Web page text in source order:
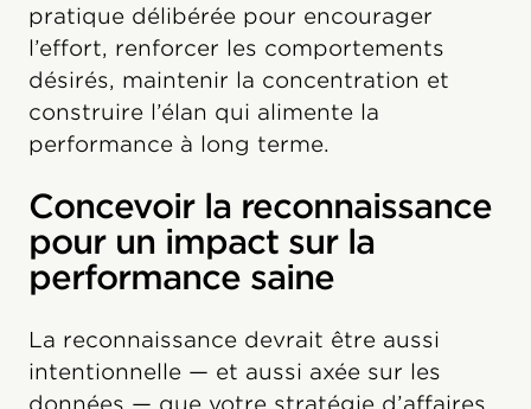
pratique délibérée pour encourager
l’effort, renforcer les comportements
désirés, maintenir la concentration et
construire l’élan qui alimente la
performance à long terme.
Concevoir la reconnaissance
pour un impact sur la
performance saine
La reconnaissance devrait être aussi
intentionnelle — et aussi axée sur les
données — que votre stratégie d’affaires.